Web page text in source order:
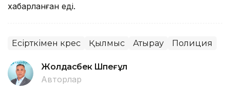
хабарланған еді.
Есірткімен күрес Қылмыс Атырау Полиция
Жолдасбек Шөпеғұл
Авторлар